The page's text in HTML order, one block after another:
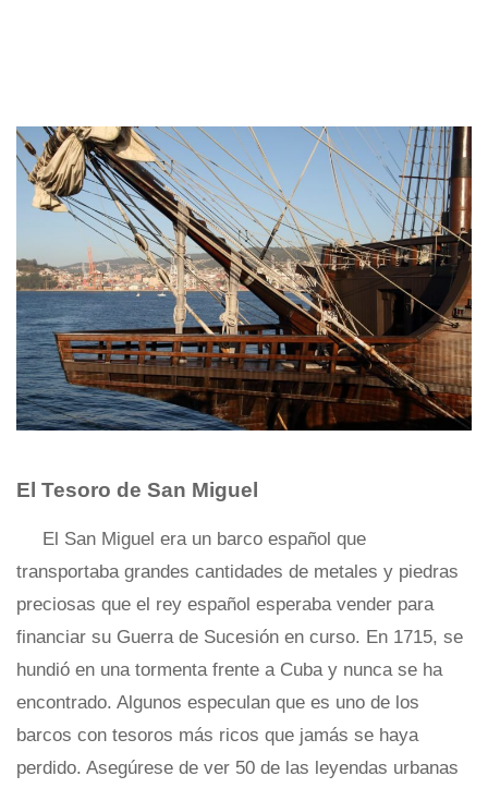
El Tesoro de San Miguel
El San Miguel era un barco español que
transportaba grandes cantidades de metales y piedras
preciosas que el rey español esperaba vender para
financiar su Guerra de Sucesión en curso. En 1715, se
hundió en una tormenta frente a Cuba y nunca se ha
encontrado. Algunos especulan que es uno de los
barcos con tesoros más ricos que jamás se haya
perdido. Asegúrese de ver 50 de las leyendas urbanas